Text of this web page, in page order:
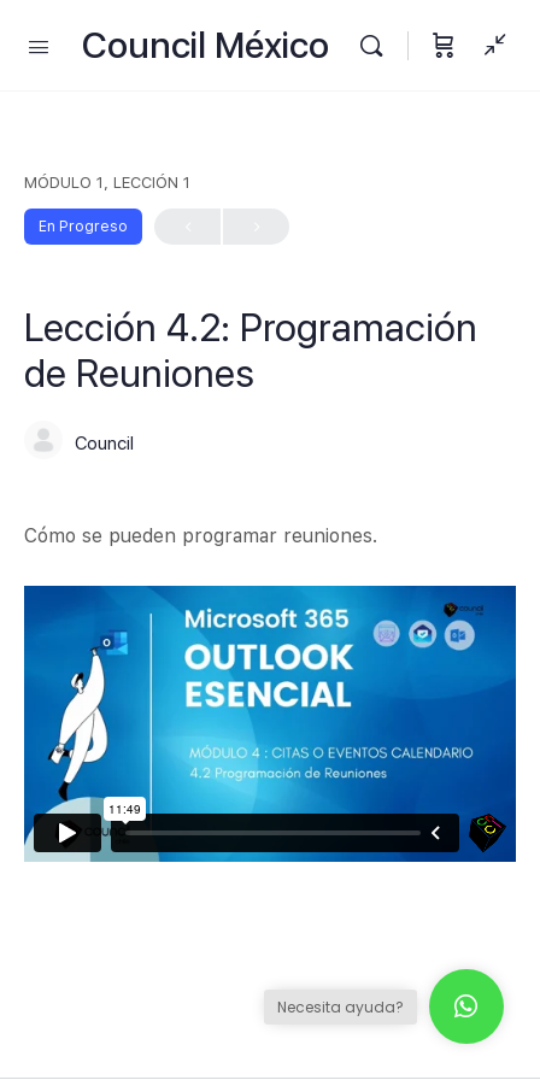
Council México
MÓDULO 1, LECCIÓN 1
En Progreso
Lección 4.2: Programación
de Reuniones
Council
Cómo se pueden programar reuniones.
Necesita ayuda?